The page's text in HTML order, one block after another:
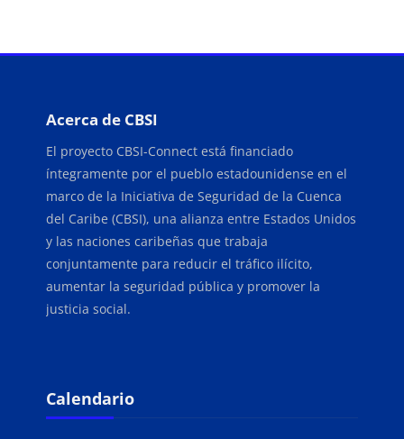
Acerca de CBSI
El proyecto CBSI-Connect está financiado
íntegramente por el pueblo estadounidense en el
marco de la Iniciativa de Seguridad de la Cuenca
del Caribe (CBSI), una alianza entre Estados Unidos
y las naciones caribeñas que trabaja
conjuntamente para reducir el tráfico ilícito,
aumentar la seguridad pública y promover la
justicia social.
Bloques
Calendario